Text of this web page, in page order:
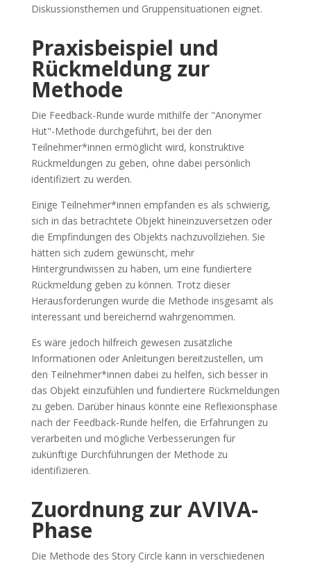
Diskussionsthemen und Gruppensituationen eignet.
Praxisbeispiel und
Rückmeldung zur
Methode
Die Feedback-Runde wurde mithilfe der "Anonymer
Hut"-Methode durchgeführt, bei der den
Teilnehmer*innen ermöglicht wird, konstruktive
Rückmeldungen zu geben, ohne dabei persönlich
identifiziert zu werden.
Einige Teilnehmer*innen empfanden es als schwierig,
sich in das betrachtete Objekt hineinzuversetzen oder
die Empfindungen des Objekts nachzuvollziehen. Sie
hätten sich zudem gewünscht, mehr
Hintergrundwissen zu haben, um eine fundiertere
Rückmeldung geben zu können. Trotz dieser
Herausforderungen wurde die Methode insgesamt als
interessant und bereichernd wahrgenommen.
Es wäre jedoch hilfreich gewesen zusätzliche
Informationen oder Anleitungen bereitzustellen, um
den Teilnehmer*innen dabei zu helfen, sich besser in
das Objekt einzufühlen und fundiertere Rückmeldungen
zu geben. Darüber hinaus könnte eine Reflexionsphase
nach der Feedback-Runde helfen, die Erfahrungen zu
verarbeiten und mögliche Verbesserungen für
zukünftige Durchführungen der Methode zu
identifizieren.
Zuordnung zur AVIVA-
Phase
Die Methode des Story Circle kann in verschiedenen